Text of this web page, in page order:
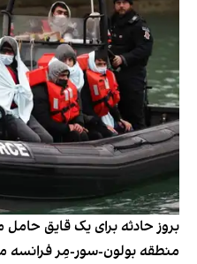
بروز حادثه برای یک قایق حامل
منطقه بولون-سور-مِر فرانسه